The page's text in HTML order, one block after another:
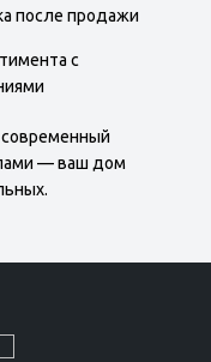
после продажи
с
— ваш дом